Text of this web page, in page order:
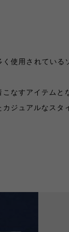
く使用されている
なすアイテムと
ジュアルなスタ